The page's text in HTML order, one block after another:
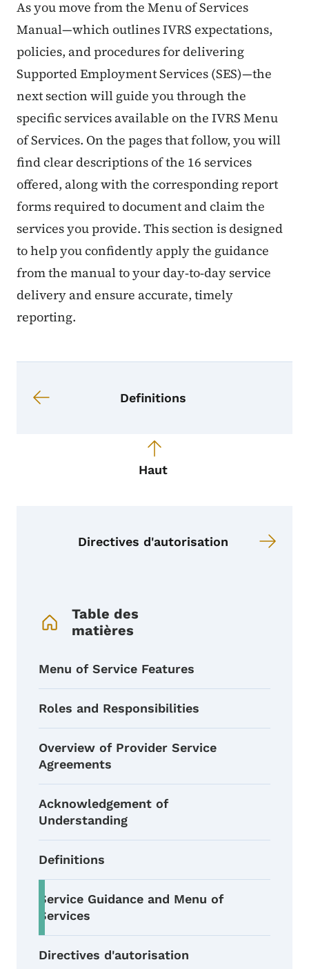
Informations sur le contenu
As you move from the Menu of Services
Manual—which outlines IVRS expectations,
policies, and procedures for delivering
Supported Employment Services (SES)—the
next section will guide you through the
specific services available on the IVRS Menu
of Services. On the pages that follow, you will
find clear descriptions of the 16 services
offered, along with the corresponding report
forms required to document and claim the
services you provide. This section is designed
to help you confidently apply the guidance
from the manual to your day‑to‑day service
delivery and ensure accurate, timely
reporting.
Definitions
Haut
Directives d'autorisation
Table des
matières
Menu of Service Features
Roles and Responsibilities
Overview of Provider Service
Agreements
Acknowledgement of
Understanding
Definitions
Service Guidance and Menu of
Services
Directives d'autorisation